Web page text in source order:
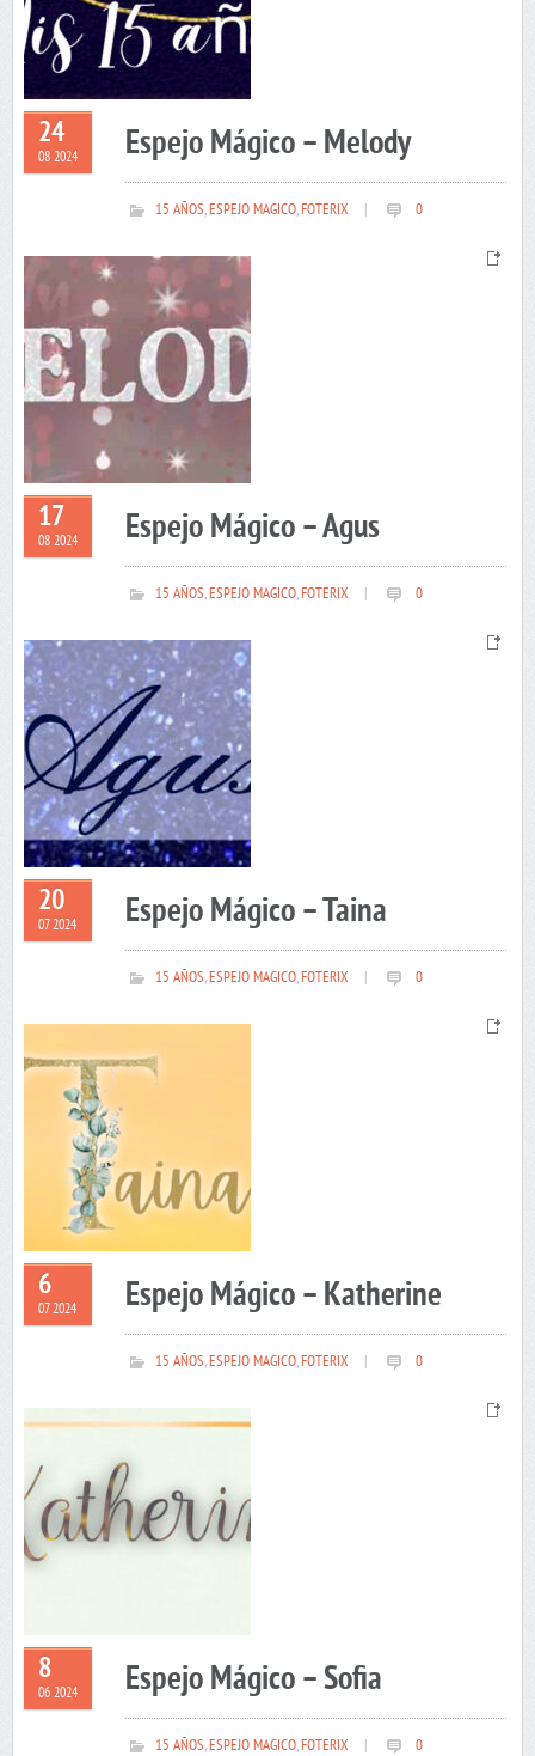
24
08 2024 Espejo Mágico – Melody
15 AÑOS,ESPEJO MAGICO,FOTERIX 0
17
08 2024 Espejo Mágico – Agus
15 AÑOS,ESPEJO MAGICO,FOTERIX 0
20
07 2024 Espejo Mágico – Taina
15 AÑOS,ESPEJO MAGICO,FOTERIX 0
6
07 2024 Espejo Mágico – Katherine
15 AÑOS,ESPEJO MAGICO,FOTERIX 0
8
06 2024 Espejo Mágico – Sofia
15 AÑOS,ESPEJO MAGICO,FOTERIX 0